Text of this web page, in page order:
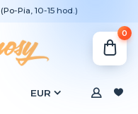
EUR
(Po-Pia, 10-15 hod.)
0